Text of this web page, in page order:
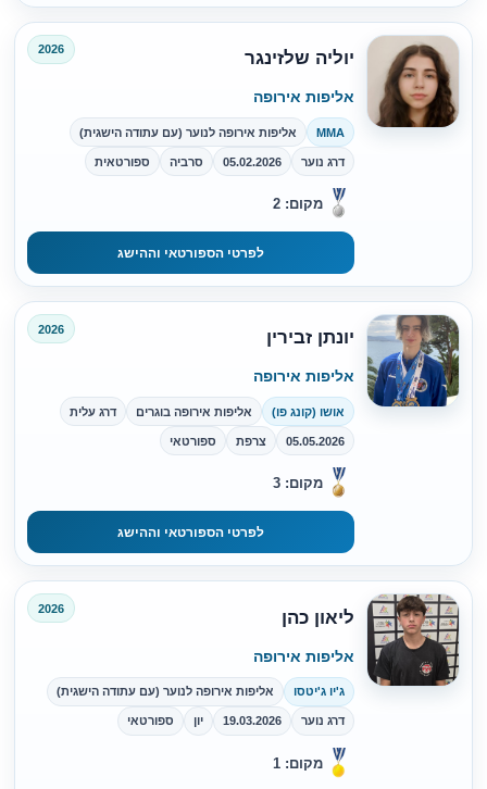
יוליה שלזינגר 2026
אליפות אירופה
MMA אליפות אירופה לנוער (עם עתודה הישגית)
דרג נוער 05.02.2026 סרביה ספורטאית
מקום: 2
לפרטי הספורטאי וההישג
יונתן זבירין 2026
אליפות אירופה
אושו (קונג פו) אליפות אירופה בוגרים דרג עלית
05.05.2026 צרפת ספורטאי
מקום: 3
לפרטי הספורטאי וההישג
ליאון כהן 2026
אליפות אירופה
ג'יו ג'יטסו אליפות אירופה לנוער (עם עתודה הישגית)
דרג נוער 19.03.2026 יון ספורטאי
מקום: 1